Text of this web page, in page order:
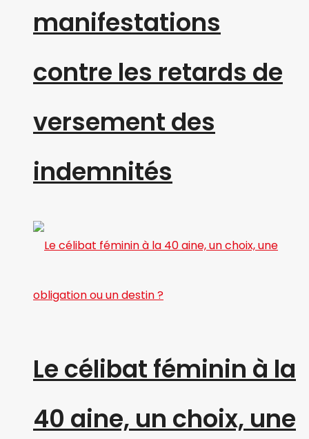
manifestations
contre les retards de
versement des
indemnités
Le célibat féminin à la
40 aine, un choix, une